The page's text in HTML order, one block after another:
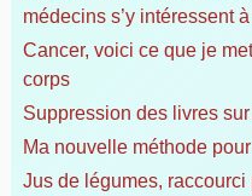
médecins s’y intéressent
Cancer, voici ce que je
corps
Suppression des livres
Ma nouvelle méthode
Jus de légumes, raccourci